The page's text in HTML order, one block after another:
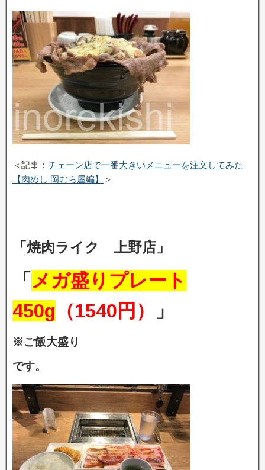
＜記事： チェーン店で一番大きいメニューを注文してみた
【肉めし 岡むら屋編】
＞
「焼肉ライク 上野店」
「 メガ盛りプレート
450g （1540円） 」
※ご飯大盛り
です。